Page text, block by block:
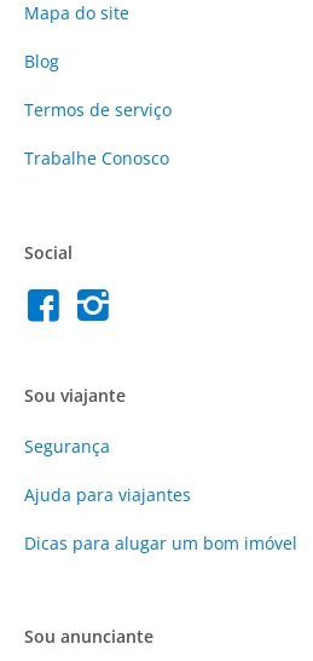
Mapa do site
Blog
Termos de serviço
Trabalhe Conosco
Social
Sou viajante
Segurança
Ajuda para viajantes
Dicas para alugar um bom imóvel
Sou anunciante